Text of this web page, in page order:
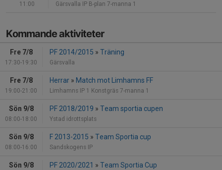
11:00 Gärsvalla IP B-plan 7-manna 1
Kommande aktiviteter
Fre 7/8
17:30-19:30
PF 2014/2015 » Träning
Gärsvalla
Fre 7/8
19:00-21:00
Herrar » Match mot Limhamns FF
Limhamns IP 1 Konstgräs 7-manna 1
Sön 9/8
08:00-18:00
PF 2018/2019 » Team sportia cupen
Ystad idrottsplats
Sön 9/8
08:00-16:00
F 2013-2015 » Team Sportia cup
Sandskogens IP
Sön 9/8 PF 2020/2021 » Team Sportia Cup